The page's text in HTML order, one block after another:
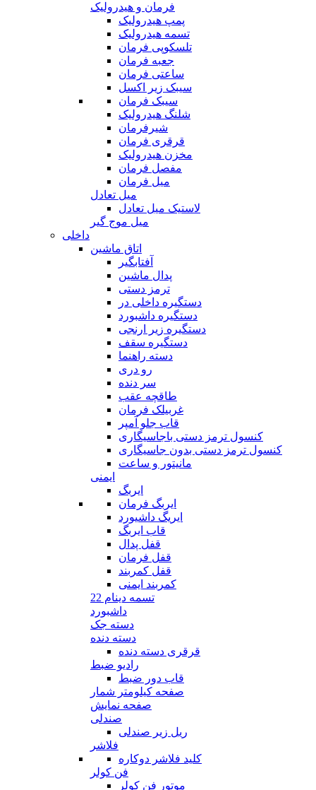
فرمان و هیدرولیک
پمپ هیدرولیک
تسمه هیدرولیک
تلسکوپی فرمان
جعبه فرمان
ساعتی فرمان
سیبک زیر اکسل
سیبک فرمان
شلنگ هیدرولیک
شیرفرمان
قرقری فرمان
مخزن هیدرولیک
مفصل فرمان
میل فرمان
میل تعادل
لاستیک میل تعادل
میل موج گیر
داخلی
اتاق ماشین
آفتابگیر
پدال ماشین
ترمز دستی
دستگیره داخلی در
دستگیره داشبورد
دستگیره زیر ارنجی
دستگیره سقف
دسته راهنما
رو دری
سر دنده
طاقچه عقب
غربیلک فرمان
قاب جلو آمپر
کنسول ترمز دستی باجاسیگاری
کنسول ترمز دستی بدون جاسیگاری
مانیتور و ساعت
ایمنی
ایربگ
ایربگ فرمان
ایریگ داشیورد
قاب ایربگ
قفل پدال
قفل فرمان
قفل کمربند
کمربند ایمنی
تسمه دینام 22
داشبورد
دسته جک
دسته دنده
قرقری دسته دنده
رادیو ضبط
قاب دور ضبط
صفحه کیلومتر شمار
صفحه نمایش
صندلی
ریل زیر صندلی
فلاشر
کلید فلاشر دوکاره
فن کولر
موتور فن کولر